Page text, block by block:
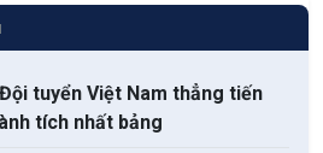
tuyển Việt Nam thẳng tiến
tích nhất bảng